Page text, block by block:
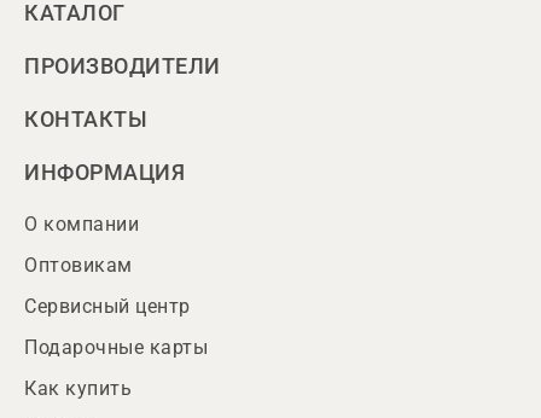
КАТАЛОГ
ПРОИЗВОДИТЕЛИ
КОНТАКТЫ
ИНФОРМАЦИЯ
О компании
Оптовикам
Сервисный центр
Подарочные карты
Как купить